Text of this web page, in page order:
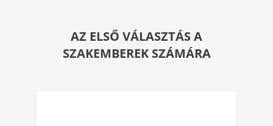
AZ ELSŐ VÁLASZTÁS A
SZAKEMBEREK SZÁMÁRA